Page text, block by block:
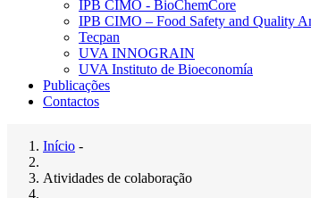
IPB CIMO - BioChemCore
IPB CIMO – Food Safety and Quality
Tecpan
UVA INNOGRAIN
UVA Instituto de Bioeconomía
Publicações
Contactos
Navegação
estrutural
Início -
Atividades de colaboração